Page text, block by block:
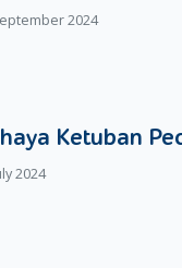
2024
Ketuban
2024